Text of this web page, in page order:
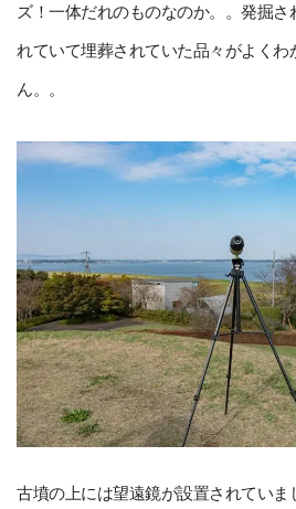
ズ！一体だれのものなのか。。発掘
れていて埋葬されていた品々がよくわ
ん。。
古墳の上には望遠鏡が設置されていま